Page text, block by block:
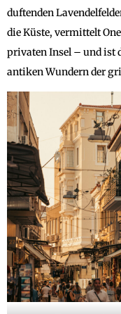
duftenden
die Küste, vermittelt
privaten Insel – und ist
antiken Wundern der